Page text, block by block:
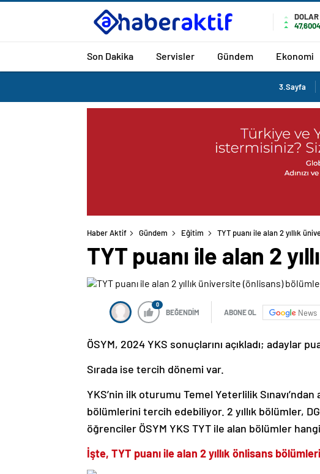
DOLAR
Son Dakika Servisler Gündem Ekonomi
3.Sayfa
Haber Aktif Gündem Eğitim TYT puanı ile alan 2 yıllık
TYT puanı ile alan 2
0
BEĞENDİM ABONE OL News
ÖSYM, 2024 YKS sonuçlarını açıkladı; adaylar
Sırada ise tercih dönemi var.
YKS’nin ilk oturumu Temel Yeterlilik
bölümlerini tercih edebiliyor. 2 yıllık bölümler,
öğrenciler ÖSYM YKS TYT ile alan bölümler
İşte, TYT puanı ile alan 2 yıllık önlisans